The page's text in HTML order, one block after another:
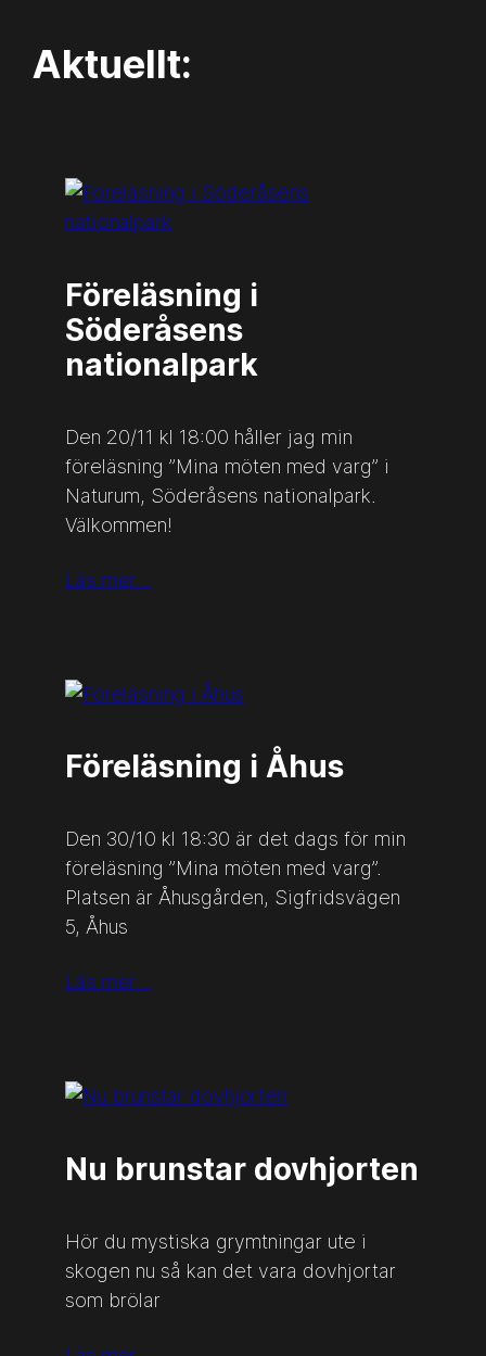
Aktuellt:
Föreläsning i
Söderåsens
nationalpark
Den 20/11 kl 18:00 håller jag min
föreläsning ”Mina möten med varg” i
Naturum, Söderåsens nationalpark.
Välkommen!
Läs mer…
Föreläsning i Åhus
Den 30/10 kl 18:30 är det dags för min
föreläsning ”Mina möten med varg”.
Platsen är Åhusgården, Sigfridsvägen
5, Åhus
Läs mer…
Nu brunstar dovhjorten
Hör du mystiska grymtningar ute i
skogen nu så kan det vara dovhjortar
som brölar